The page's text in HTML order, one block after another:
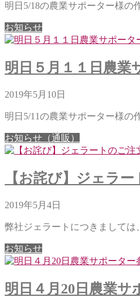
明日5/18の農業サポーター様の
お知らせ
明日５月１１日農業
2019年5月10日
明日5/11の農業サポーター様の
お知らせ（通販）
【お詫び】ジェラ
2019年5月4日
弊社ジェラートにつきまして
お知らせ
明日４月20日農業サ